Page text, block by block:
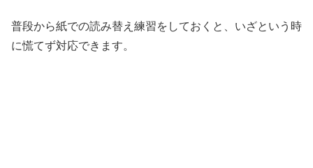
普段から紙での読み替え練習をしておくと、いざという時
に慌てず対応できます。